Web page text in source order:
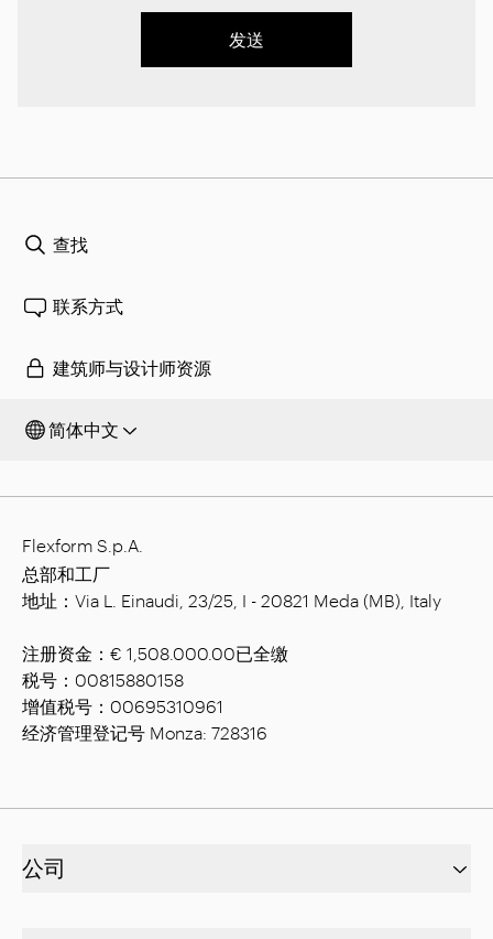
发送
查找
联系方式
建筑师与设计师资源
简体中文
Flexform S.p.A.
总部和工厂
地址：Via L. Einaudi, 23/25, I - 20821 Meda (MB), Italy
注册资金：€ 1,508.000.00已全缴
税号：00815880158
增值税号：00695310961
经济管理登记号 Monza: 728316
公司